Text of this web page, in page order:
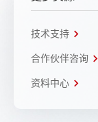
技术支持
合作伙伴咨询
资料中心